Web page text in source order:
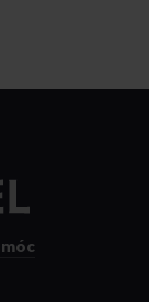
strony